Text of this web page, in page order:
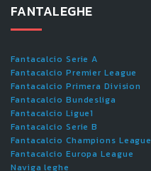
FANTALEGHE
Fantacalcio Serie A
Fantacalcio Premier League
Fantacalcio Primera Division
Fantacalcio Bundesliga
Fantacalcio Ligue1
Fantacalcio Serie B
Fantacalcio Champions League
Fantacalcio Europa League
Naviga leghe